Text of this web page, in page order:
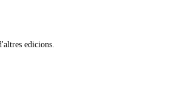
edicions.